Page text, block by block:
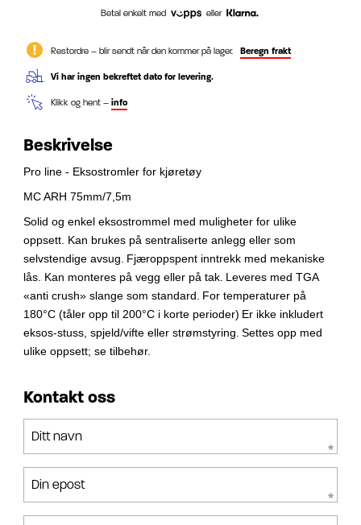
Betal enkelt med eller
Restordre – blir sendt når den kommer på lager. Beregn frakt
Vi har ingen bekreftet dato for levering.
Klikk og hent – info
Beskrivelse
Pro line - Eksostromler for kjøretøy
MC ARH 75mm/7,5m
Solid og enkel eksostrommel med muligheter for ulike
oppsett. Kan brukes på sentraliserte anlegg eller som
selvstendige avsug. Fjæroppspent inntrekk med mekaniske
lås. Kan monteres på vegg eller på tak. Leveres med TGA
«anti crush» slange som standard. For temperaturer på
180°C (tåler opp til 200°C i korte perioder) Er ikke inkludert
eksos-stuss, spjeld/vifte eller strømstyring. Settes opp med
ulike oppsett; se tilbehør.
Kontakt oss
Ditt navn
Din epost